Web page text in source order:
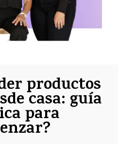
productos
casa: guía
para